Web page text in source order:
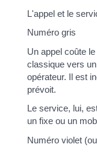
L'appel et le
Numéro gris
Un appel coûte
classique vers
opérateur. Il est
prévoit.
Le service, lui,
un fixe ou un
Numéro violet